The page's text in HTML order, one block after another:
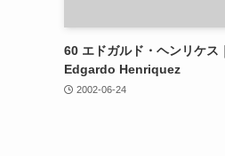
60 エドガルド・ヘンリケス｜
Edgardo Henriquez
2002-06-24